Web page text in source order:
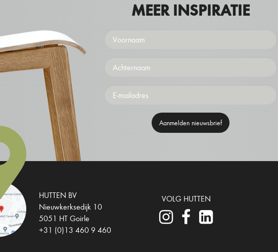
MEER INSPIRATIE
Voornaam
Achternaam
Emailaddress
Aanmelden nieuwsbrief
HUTTEN BV
Nieuwkerksedijk 10
5051 HT Goirle
+31 (0)13 460 9 460
VOLG HUTTEN